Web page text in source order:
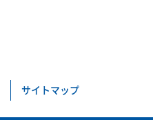
サイトマップ